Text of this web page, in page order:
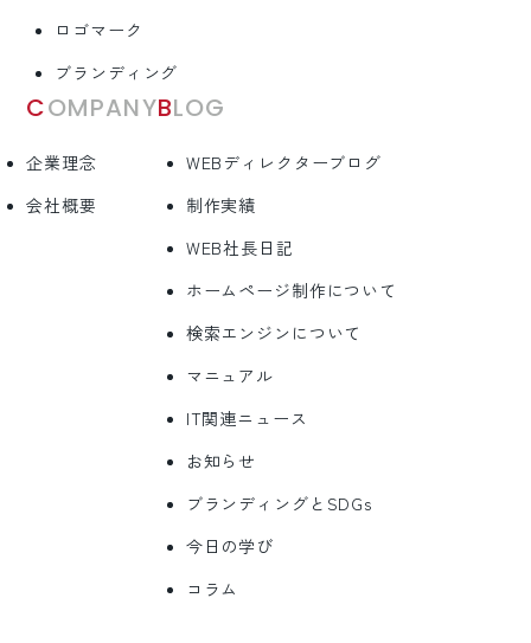
ロゴマーク
ブランディング
COMPANY
企業理念
会社概要
BLOG
WEBディレクターブログ
制作実績
WEB社長日記
ホームページ制作について
検索エンジンについて
マニュアル
IT関連ニュース
お知らせ
ブランディングとSDGs
今日の学び
コラム